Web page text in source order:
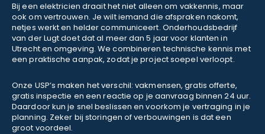
Bij een elektricien draait het niet alleen om vakkennis, maar
ook om vertrouwen. Je wilt iemand die afspraken nakomt,
netjes werkt en helder communiceert. Onderhoudsbedrijf
van der Lugt doet dat al meer dan 5 jaar voor klanten in
Utrecht en omgeving. We combineren technische kennis met
een praktische aanpak, zodat je project soepel verloopt.
Onze USP’s maken het verschil: vakmensen, gratis offerte,
gratis inspectie en een reactie op je aanvraag binnen 24 uur.
Daardoor kun je snel beslissen en voorkom je vertraging in je
planning. Zeker bij storingen of verbouwingen is dat een
groot voordeel.